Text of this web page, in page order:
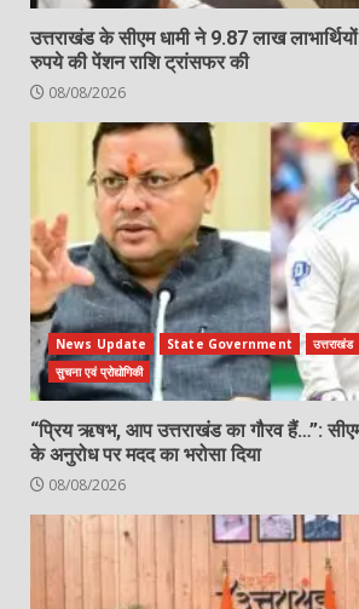
उत्तराखंड के सीएम धामी ने 9.87 लाख
रुपये की पेंशन राशि ट्रांसफर की
08/08/2026
News Update State Government उत्तराखंड
सुचना एवं प्रोद्योगिकी
“प्रिय ऋषभ, आप उत्तराखंड का गौरव हैं…”:
के अनुरोध पर मदद का भरोसा दिया
08/08/2026